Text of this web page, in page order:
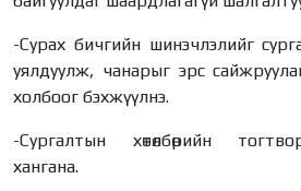
-Сурах бичгийн шинэчлэлийг
уялдуулж, чанарыг эрс
холбоог бэхжүүлнэ.
-Сургалтын хөтөлбөрийн
хангана.